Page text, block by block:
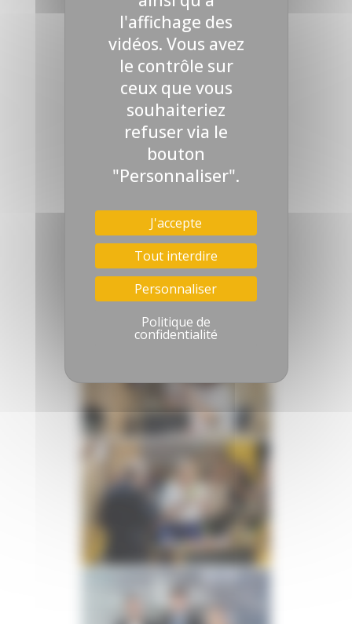
l'affichage des
vidéos. Vous avez
le contrôle sur
ceux que vous
souhaiteriez
refuser via le
bouton
"Personnaliser".
J'accepte
Tout interdire
Personnaliser
Politique de
confidentialité